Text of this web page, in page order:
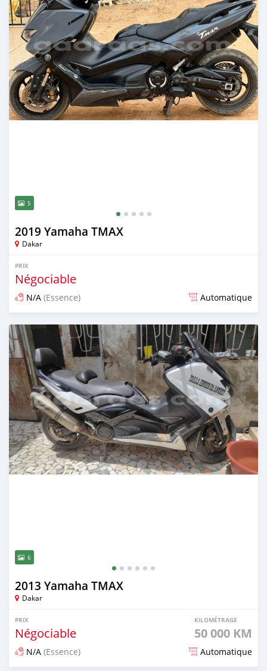
5
2019 Yamaha TMAX
Dakar
PRIX
Négociable
N/A (Essence) Automatique
Publié il y a presque 4 ans
6
2013 Yamaha TMAX
Dakar
PRIX
Négociable
KILOMÉTRAGE
50 000 KM
N/A (Essence) Automatique